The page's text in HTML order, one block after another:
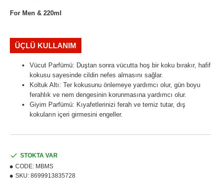
For Men & 220ml
ÜÇLÜ KULLANIM
Vücut Parfümü: Duştan sonra vücutta hoş bir koku bırakır, hafif
kokusu sayesinde cildin nefes almasını sağlar.
Koltuk Altı: Ter kokusunu önlemeye yardımcı olur, gün boyu
ferahlık ve nem dengesinin korunmasına yardımcı olur.
Giyim Parfümü: Kıyafetlerinizi ferah ve temiz tutar, dış
kokuların içeri girmesini engeller.
STOKTA VAR
CODE: MBMS
SKU: 8699913835728